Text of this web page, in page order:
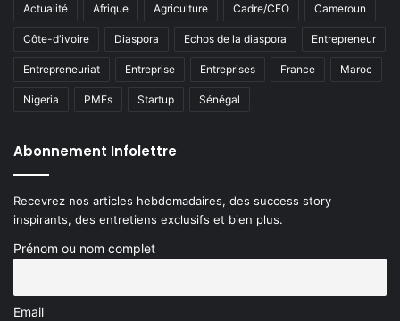
Actualité Afrique Agriculture Cadre/CEO Cameroun
Côte-d'ivoire Diaspora Echos de la diaspora Entrepreneur
Entrepreneuriat Entreprise Entreprises France Maroc
Nigeria PMEs Startup Sénégal
Abonnement Infolettre
Recevrez nos articles hebdomadaires, des success story
inspirants, des entretiens exclusifs et bien plus.
Prénom ou nom complet
Email